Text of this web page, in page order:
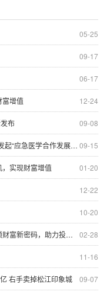
05-25
09-17
06-17
12-24
增值
09-08
布
09-15
急医学合作发展”倡议
01-20
实现财富增值
12-22
10-20
02-28
密码，助力投资腾飞
11-16
09-07
右手卖掉松江印象城